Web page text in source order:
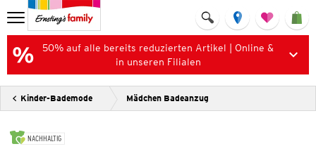
50% auf alle bereits reduzierten Artikel | Online &
in unseren Filialen
Kinder-Bademode Mädchen Badeanzug
NACHHALTIG